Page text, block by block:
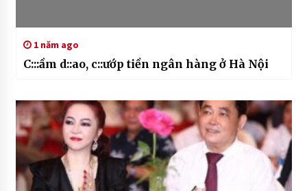
1 năm ago
C:::ầm d::ao, c::ướp tiền ngân hàng ở Hà Nội